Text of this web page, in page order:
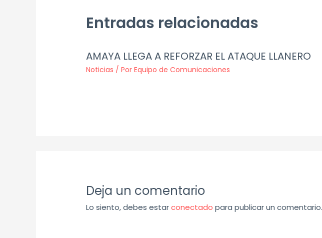
Entradas relacionadas
AMAYA LLEGA A REFORZAR EL ATAQUE LLANERO
Noticias / PorEquipo de Comunicaciones
Deja un comentario
Lo siento, debes estarconectado para publicar un comentario.